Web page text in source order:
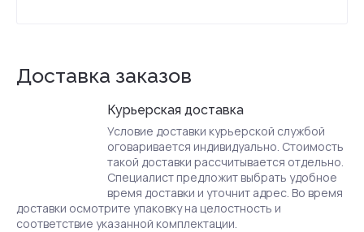
Доставка заказов
Курьерская доставка
Условие доставки курьерской службой
оговаривается индивидуально. Стоимость
такой доставки рассчитывается отдельно.
Специалист предложит выбрать удобное
время доставки и уточнит адрес. Во время
доставки осмотрите упаковку на целостность и
соответствие указанной комплектации.